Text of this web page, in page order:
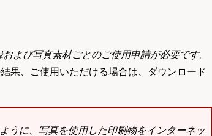
および写真素材ごとのご使用申請が必要です。
果、ご使用いただける場合は、ダウンロード
うに、写真を使用した印刷物をインターネッ